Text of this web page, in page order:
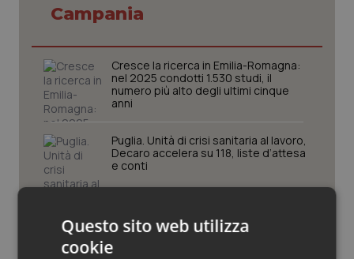
Sardegna
Sicilia
Toscana
Umbria
Valle D’Aosta
Veneto
Malattia di Crohn & Rettocolite Ulcerosa
Neuroscienze & patologie neurodegenerative
Obesità
Oftalmologia
Oncodermatologia
Oncoematologia
Campania
Cresce la ricerca in Emilia-Romagna:
nel 2025 condotti 1.530 studi, il
numero più alto degli ultimi cinque
anni
Puglia. Unità di crisi sanitaria al lavoro,
Decaro accelera su 118, liste d’attesa
e conti
efficace
Questo sito web utilizza
cookie